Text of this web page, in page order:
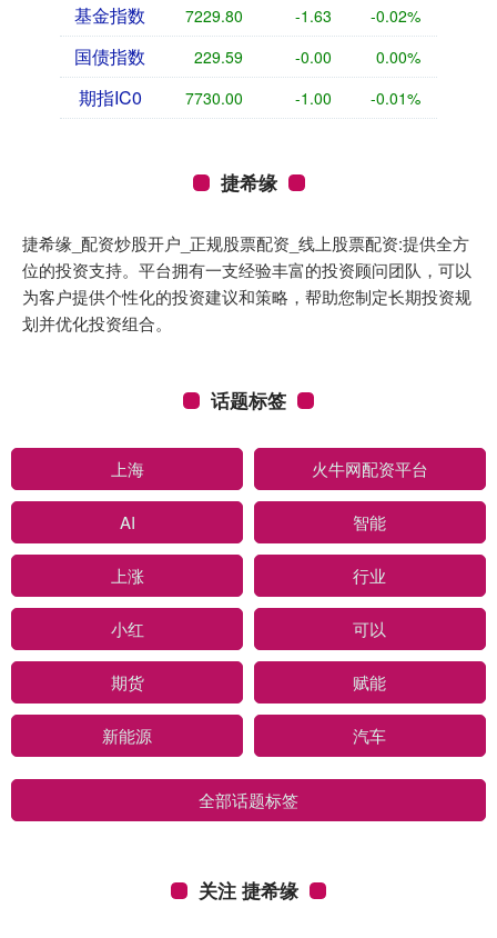
基金指数 7229.80 -1.63 -0.02%
国债指数 229.59 -0.00 0.00%
期指IC0 7730.00 -1.00 -0.01%
捷希缘
捷希缘_配资炒股开户_正规股票配资_线上股票配资:提供全方
位的投资支持。平台拥有一支经验丰富的投资顾问团队，可以
为客户提供个性化的投资建议和策略，帮助您制定长期投资规
划并优化投资组合。
话题标签
上海 火牛网配资平台
AI 智能
上涨 行业
小红 可以
期货 赋能
新能源 汽车
全部话题标签
关注 捷希缘